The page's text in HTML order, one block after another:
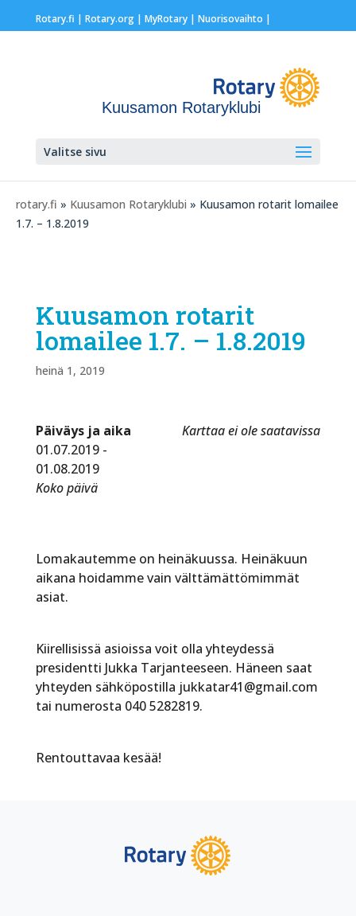
Rotary.fi | Rotary.org| MyRotary | Nuorisovaihto |
Kuusamon Rotaryklubi
Valitse sivu
rotary.fi » Kuusamon Rotaryklubi » Kuusamon rotarit lomailee
1.7. – 1.8.2019
Kuusamon rotarit
lomailee 1.7. – 1.8.2019
heinä 1, 2019
Karttaa ei ole saatavissa
Päiväys ja aika
01.07.2019 -
01.08.2019
Koko päivä
Lomakautemme on heinäkuussa. Heinäkuun
aikana hoidamme vain välttämättömimmät
asiat.
Kiirellisissä asioissa voit olla yhteydessä
presidentti Jukka Tarjanteeseen. Häneen saat
yhteyden sähköpostilla jukkatar41@gmail.com
tai numerosta 040 5282819.
Rentouttavaa kesää!